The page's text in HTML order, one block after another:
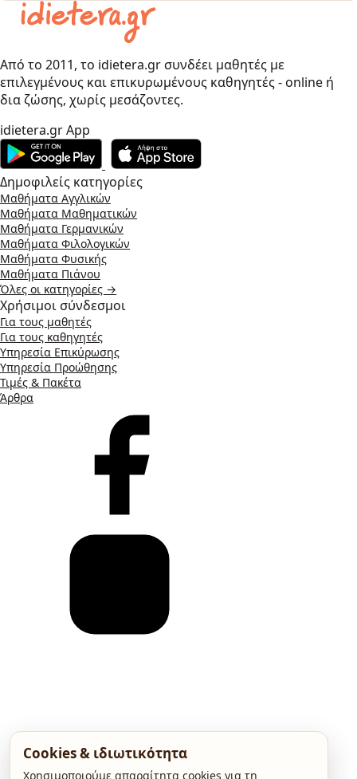
Από το 2011, το idietera.gr συνδέει μαθητές με
επιλεγμένους και επικυρωμένους καθηγητές - online ή
δια ζώσης, χωρίς μεσάζοντες.
idietera.gr App
Δημοφιλείς κατηγορίες
Μαθήματα Αγγλικών
Μαθήματα Μαθηματικών
Μαθήματα Γερμανικών
Μαθήματα Φιλολογικών
Μαθήματα Φυσικής
Μαθήματα Πιάνου
Όλες οι κατηγορίες →
Χρήσιμοι σύνδεσμοι
Για τους μαθητές
Για τους καθηγητές
Υπηρεσία Επικύρωσης
Υπηρεσία Προώθησης
Τιμές & Πακέτα
Άρθρα
Cookies & ιδιωτικότητα
Χρησιμοποιούμε απαραίτητα cookies για τη